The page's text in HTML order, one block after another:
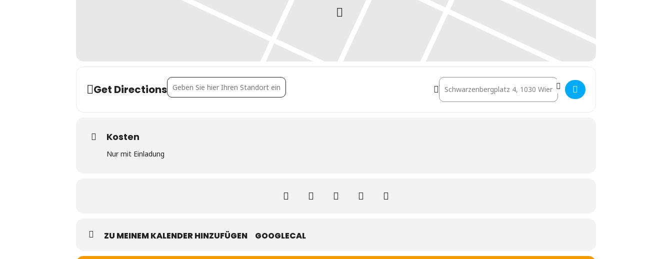
Get DirectionsAddress - VÖPE [fcXGSoyfS] Destination Address - VÖPE [V88IGZw5S]
Kosten
Nur mit Einladung
ZU MEINEM KALENDER HINZUFÜGEN GOOGLECAL